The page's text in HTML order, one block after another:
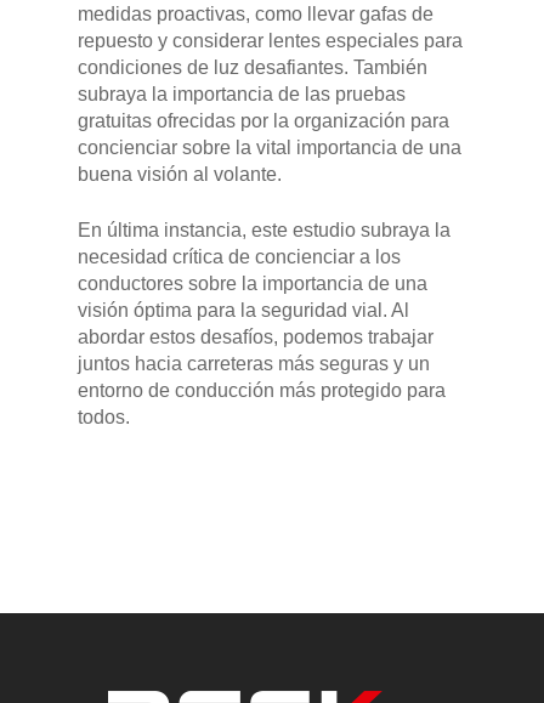
medidas proactivas, como llevar gafas de
repuesto y considerar lentes especiales para
condiciones de luz desafiantes. También
subraya la importancia de las pruebas
gratuitas ofrecidas por la organización para
concienciar sobre la vital importancia de una
buena visión al volante.
En última instancia, este estudio subraya la
necesidad crítica de concienciar a los
conductores sobre la importancia de una
visión óptima para la seguridad vial. Al
abordar estos desafíos, podemos trabajar
juntos hacia carreteras más seguras y un
entorno de conducción más protegido para
todos.